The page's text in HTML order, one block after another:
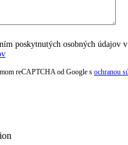
poskytnutých osobných údajov v
reCAPTCHA od Google s ochranou